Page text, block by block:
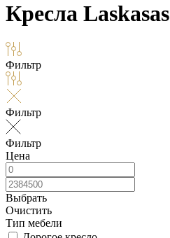
Кресла Laskasas
Фильтр
Фильтр
Фильтр
Цена
Выбрать
Очистить
Тип мебели